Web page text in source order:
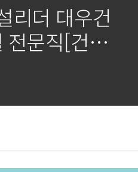
리더 대우건
문직[건축]